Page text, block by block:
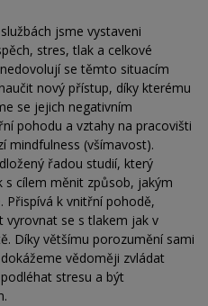
jsme vystaveni
stres, tlak a celkové
se těmto situacím
nový přístup, díky kterému
se jejich negativním
pohodu a vztahy na pracovišti
mindfulness (všímavost).
řadou studií, který
s cílem měnit způsob, jakým
Přispívá k vnitřní pohodě,
vyrovnat se s tlakem jak v
Díky většímu porozumění sami
vědoměji zvládat
stresu a být